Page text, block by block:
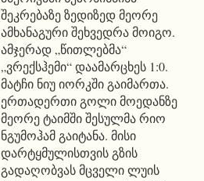
შეკრებაზე ზედიზედ მეორე
ამხანაგური შეხვედრა მოიგო.
ამჯერად „წითლებმა“
„ვრექსჰემი“ დაამარცხეს 1:0.
მატჩი ნიუ იორკში გაიმართა.
ერთადერთი გოლი მოედანზე
მეორე ტაიმში შესულმა რიო
ნგუმოჰამ გაიტანა. მისი
დარტყმულისთვის გზის
გადაღობვას მცველი ლუის